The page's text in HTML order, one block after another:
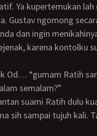
Ya kupertemukan
Gustav ngomong
dan ingin
semalam?”
suami Ratih dulu